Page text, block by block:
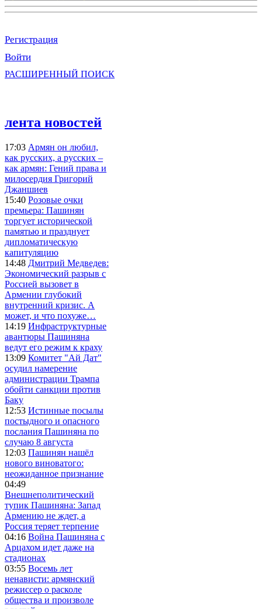
Регистрация
Войти
РАСШИРЕННЫЙ ПОИСК
лента новостей
17:03 Армян он любил,
как русских, а русских –
как армян: Гений права и
милосердия Григорий
Джаншиев
15:40 Розовые очки
премьера: Пашинян
торгует исторической
памятью и празднует
дипломатическую
капитуляцию
14:48 Дмитрий Медведев:
Экономический разрыв с
Россией вызовет в
Армении глубокий
внутренний кризис. А
может, и что похуже…
14:19 Инфраструктурные
авантюры Пашиняна
ведут его режим к краху
13:09 Комитет "Ай Дат"
осудил намерение
администрации Трампа
обойти санкции против
Баку
12:53 Истинные посылы
постыдного и опасного
послания Пашиняна по
случаю 8 августа
12:03 Пашинян нашёл
нового виноватого:
неожиданное признание
04:49
Внешнеполитический
тупик Пашиняна: Запад
Армению не ждет, а
Россия теряет терпение
04:16 Война Пашиняна с
Арцахом идет даже на
стадионах
03:55 Восемь лет
ненависти: армянский
режиссер о расколе
общества и произволе